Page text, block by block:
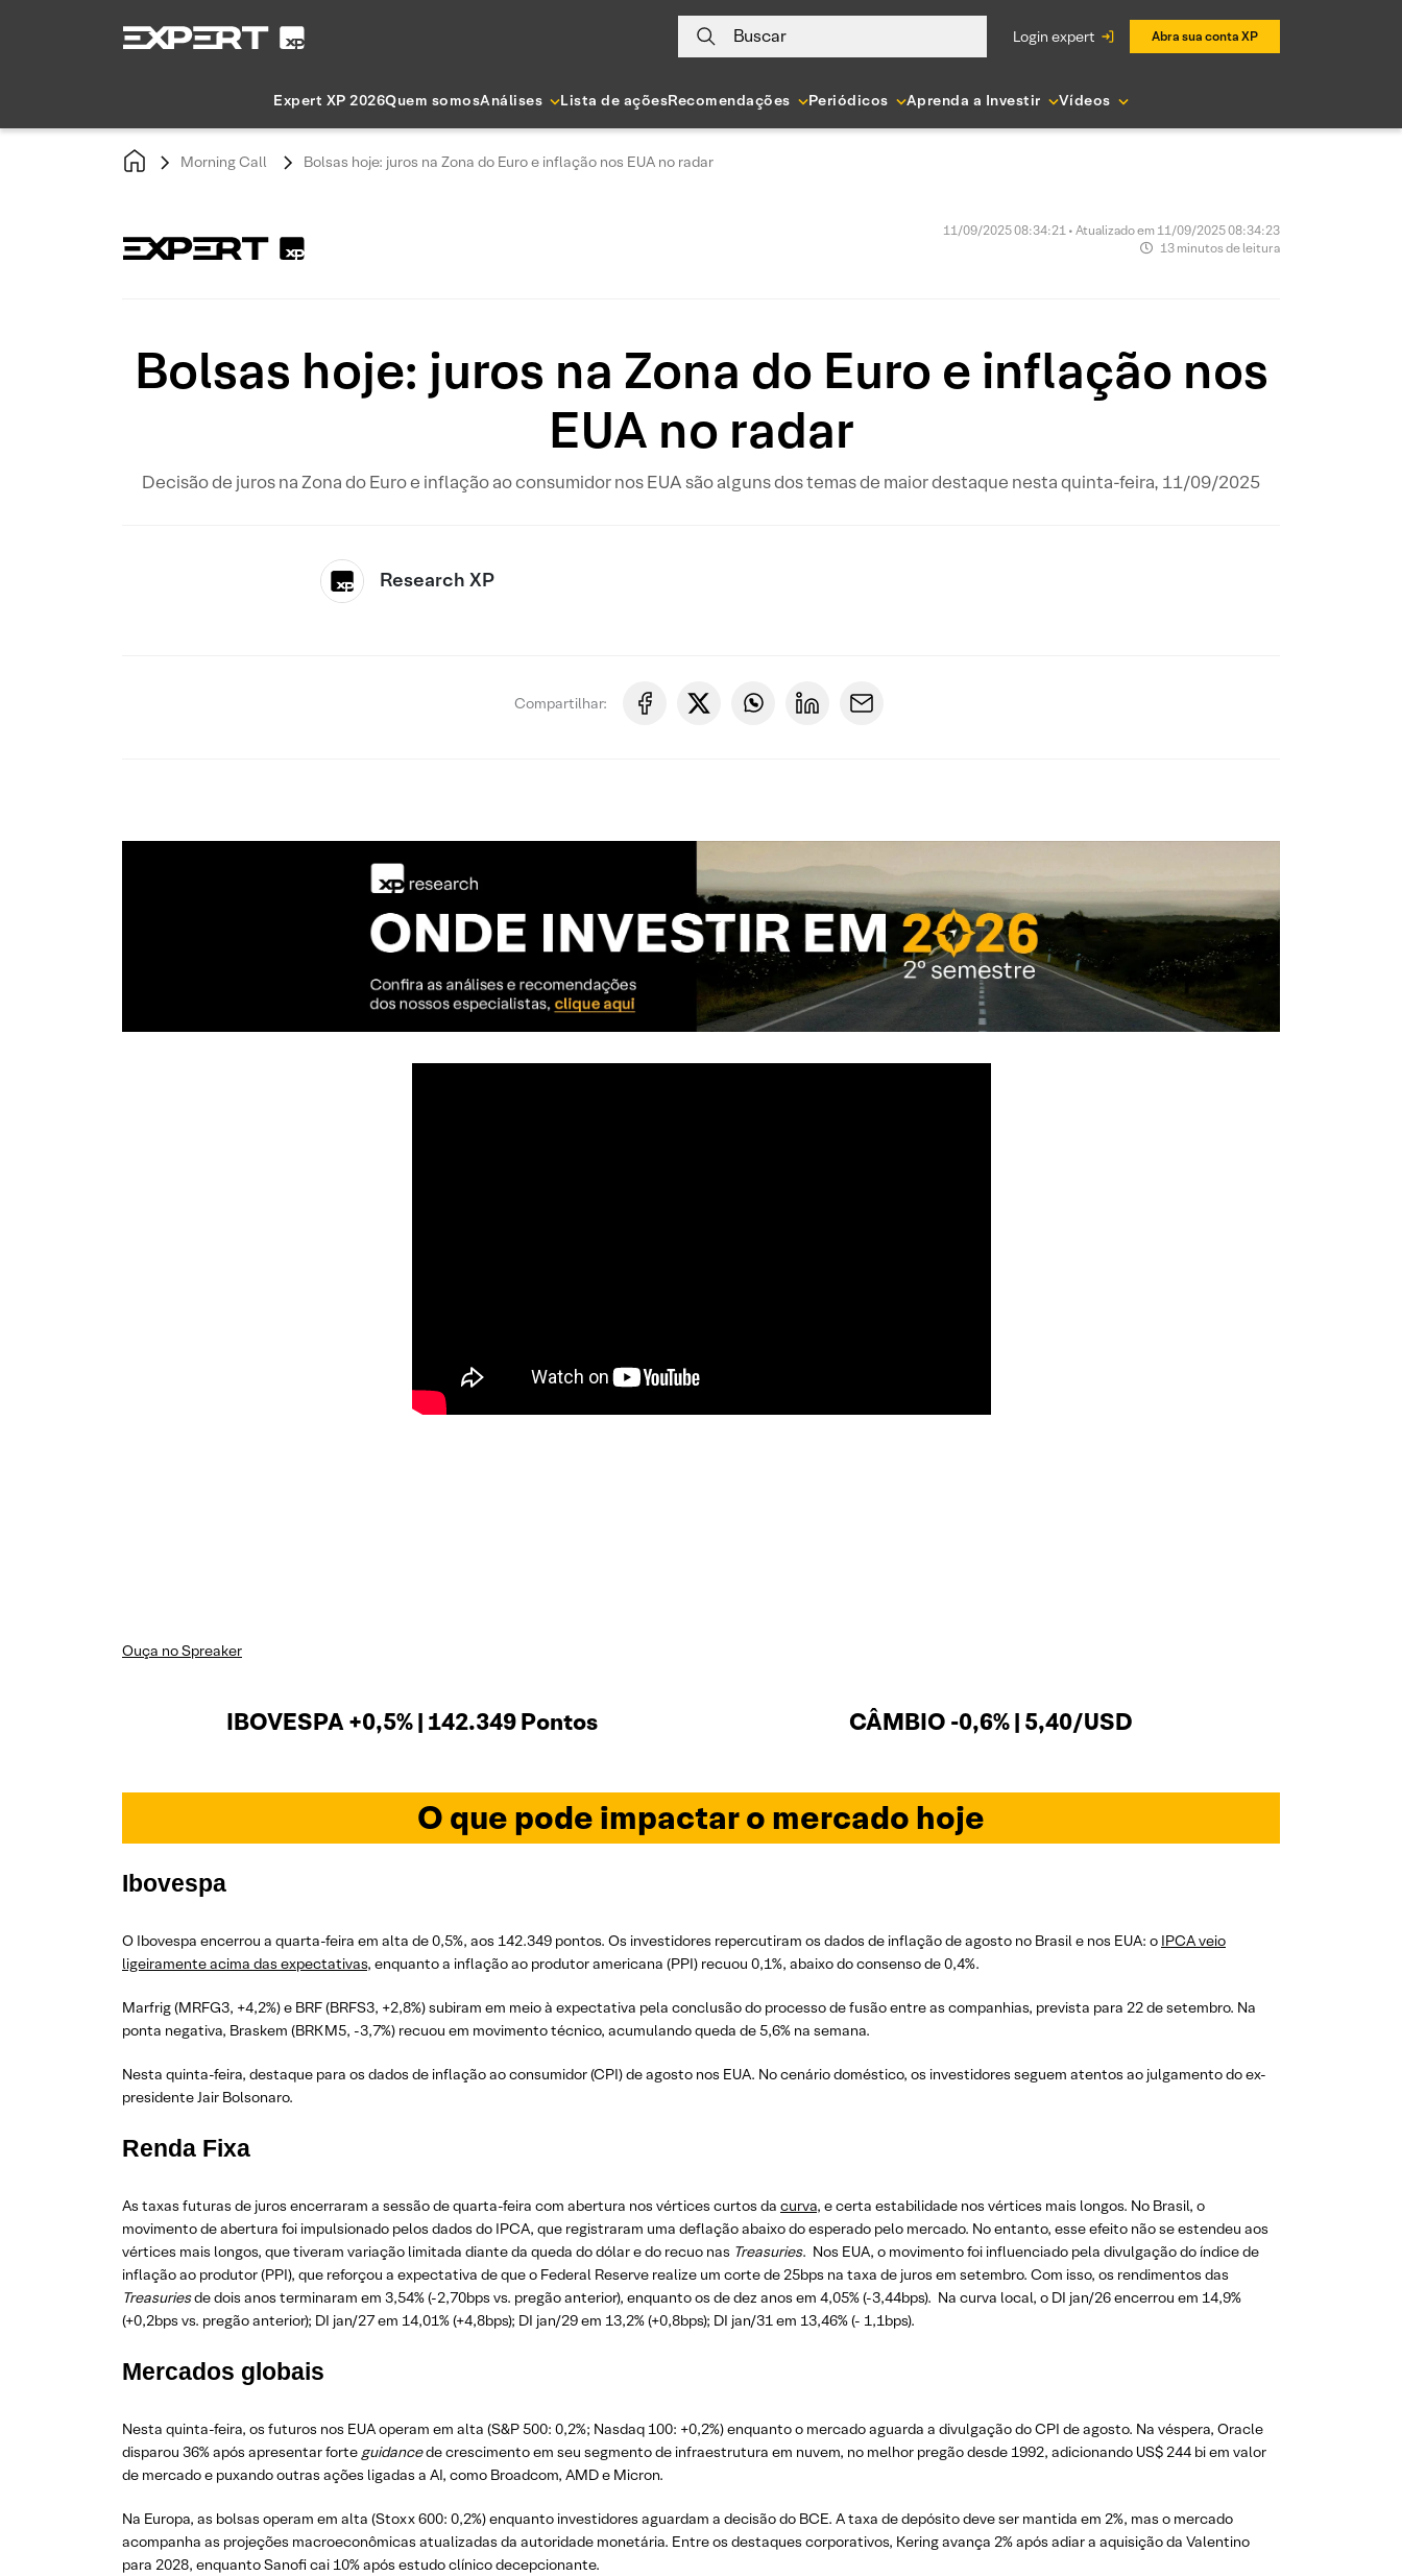
Buscar login expert Abra sua conta XP
Expert XP 2026Quem somosAnálises Lista de açõesRecomendações Periódicos Aprenda a Investir Vídeos
Morning Call Bolsas hoje: juros na Zona do Euro e inflação nos EUA no radar
11/09/2025 08:34:21 • Atualizado em 11/09/2025 08:34:23
13 minutos de leitura
Bolsas hoje: juros na Zona do Euro e inflação nos
EUA no radar
Decisão de juros na Zona do Euro e inflação ao consumidor nos EUA são alguns dos temas de maior destaque nesta quinta-feira, 11/09/2025
Research XP
Compartilhar:
Ouça no Spreaker
IBOVESPA +0,5% | 142.349 Pontos CÂMBIO -0,6% | 5,40/USD
O que pode impactar o mercado hoje
Ibovespa
O Ibovespa encerrou a quarta-feira em alta de 0,5%, aos 142.349 pontos. Os investidores repercutiram os dados de inflação de agosto no Brasil e nos EUA: o IPCA veio
ligeiramente acima das expectativas, enquanto a inflação ao produtor americana (PPI) recuou 0,1%, abaixo do consenso de 0,4%.
Marfrig (MRFG3, +4,2%) e BRF (BRFS3, +2,8%) subiram em meio à expectativa pela conclusão do processo de fusão entre as companhias, prevista para 22 de setembro. Na
ponta negativa, Braskem (BRKM5, -3,7%) recuou em movimento técnico, acumulando queda de 5,6% na semana.
Nesta quinta-feira, destaque para os dados de inflação ao consumidor (CPI) de agosto nos EUA. No cenário doméstico, os investidores seguem atentos ao julgamento do ex-
presidente Jair Bolsonaro.
Renda Fixa
As taxas futuras de juros encerraram a sessão de quarta-feira com abertura nos vértices curtos da curva, e certa estabilidade nos vértices mais longos. No Brasil, o
movimento de abertura foi impulsionado pelos dados do IPCA, que registraram uma deflação abaixo do esperado pelo mercado. No entanto, esse efeito não se estendeu aos
vértices mais longos, que tiveram variação limitada diante da queda do dólar e do recuo nas Treasuries. Nos EUA, o movimento foi influenciado pela divulgação do índice de
inflação ao produtor (PPI), que reforçou a expectativa de que o Federal Reserve realize um corte de 25bps na taxa de juros em setembro. Com isso, os rendimentos das
Treasuriesde dois anos terminaram em 3,54% (-2,70bps vs. pregão anterior), enquanto os de dez anos em 4,05% (-3,44bps). Na curva local, o DI jan/26 encerrou em 14,9%
(+0,2bps vs. pregão anterior); DI jan/27 em 14,01% (+4,8bps); DI jan/29 em 13,2% (+0,8bps); DI jan/31 em 13,46% (- 1,1bps).
Mercados globais
Nesta quinta-feira, os futuros nos EUA operam em alta (S&P 500: 0,2%; Nasdaq 100: +0,2%) enquanto o mercado aguarda a divulgação do CPI de agosto. Na véspera, Oracle
disparou 36% após apresentar forte guidancede crescimento em seu segmento de infraestrutura em nuvem, no melhor pregão desde 1992, adicionando US$ 244 bi em valor
de mercado e puxando outras ações ligadas a AI, como Broadcom, AMD e Micron.
Na Europa, as bolsas operam em alta (Stoxx 600: 0,2%) enquanto investidores aguardam a decisão do BCE. A taxa de depósito deve ser mantida em 2%, mas o mercado
acompanha as projeções macroeconômicas atualizadas da autoridade monetária. Entre os destaques corporativos, Kering avança 2% após adiar a aquisição da Valentino
para 2028, enquanto Sanofi cai 10% após estudo clínico decepcionante.